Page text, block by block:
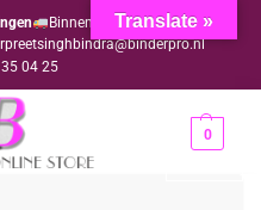
Binnen 1-3 dagen geleverd
04 25
0
Translate »